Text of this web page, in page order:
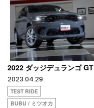
2022 ダッジデュランゴ GT
2023.04.29
TEST RIDE
BUBU / ミツオカ